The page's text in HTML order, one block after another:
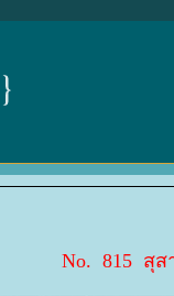
No. 815 สุส